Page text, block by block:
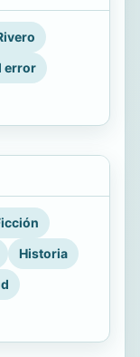
error
Historia